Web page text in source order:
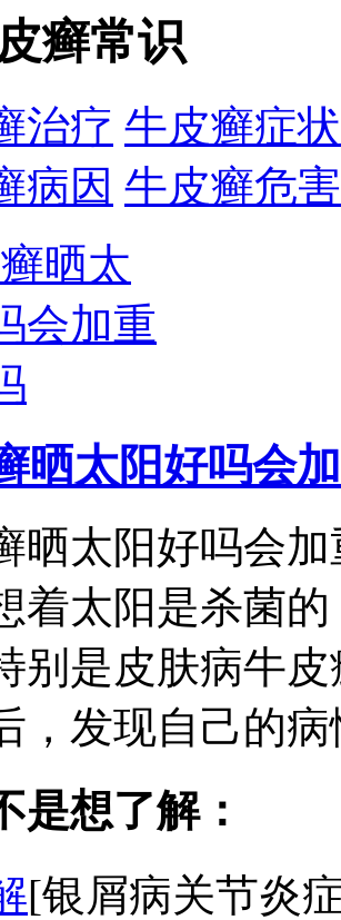
癣常识
治疗 牛皮癣症状
病因 牛皮癣危害
晒太阳好吗会加
晒太阳好吗会
着太阳是杀菌
别是皮肤病牛
，发现自己的
是想了解：
[银屑病关节炎